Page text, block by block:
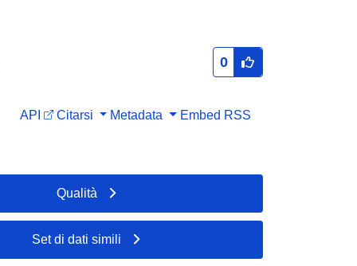
0
API Citarsi Metadata Embed RSS
Qualità
Set di dati simili